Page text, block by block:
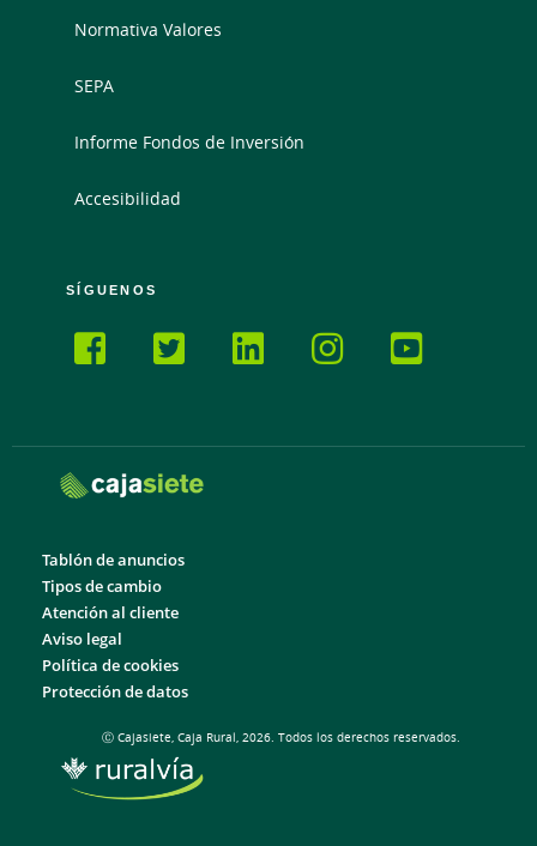
Normativa Valores
SEPA
Informe Fondos de Inversión
Accesibilidad
SÍGUENOS
Tablón de anuncios
Tipos de cambio
Atención al cliente
Aviso legal
Política de cookies
Protección de datos
Ⓒ Cajasiete, Caja Rural, 2026. Todos los derechos reservados.